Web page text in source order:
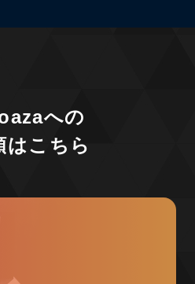
への
はこちら